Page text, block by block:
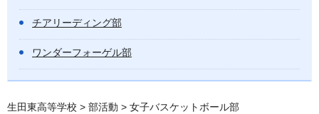
チアリーディング部
ワンダーフォーゲル部
生田東高等学校 > 部活動 > 女子バスケットボール部